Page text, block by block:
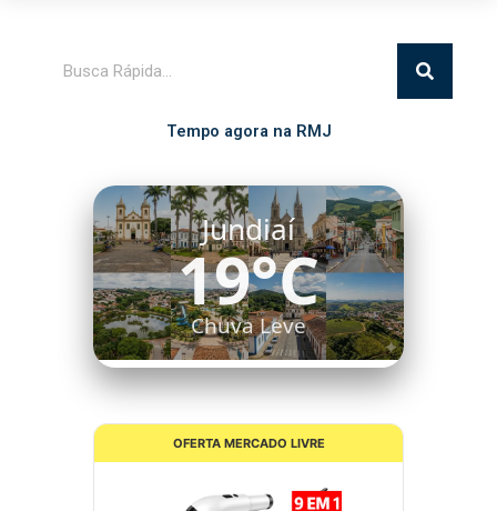
Tempo agora na RMJ
Itatiba
18°C
Nuvens Dispersas
OFERTA MERCADO LIVRE